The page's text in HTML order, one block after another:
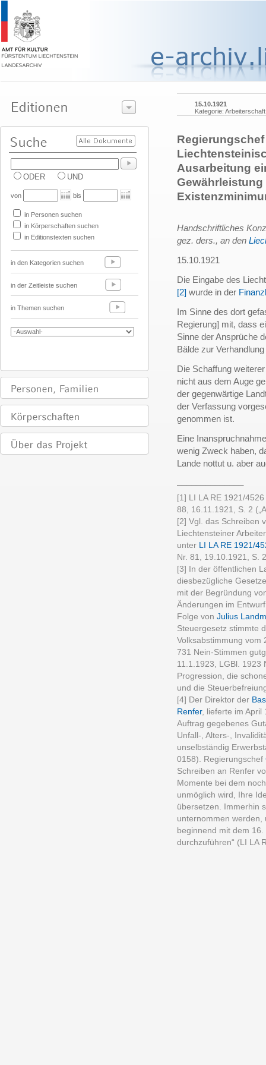
ODER UND
von bis
in Personen suchen
in Körperschaften suchen
in Editionstexten suchen
in den Kategorien suchen
in der Zeitleiste suchen
in Themen suchen
15.10.1921
Kategorie: Arbeiterschaft
Ausarbeitung
Handschriftliches
gez. ders., an den
15.10.1921
Die Eingabe des
[2] wurde in der
Im Sinne des dort
Regierung] mit, dass
Sinne der Ansprüche
Bälde zur
Die Schaffung
nicht aus dem Auge
der gegenwärtige
der Verfassung
genommen ist.
Eine
wenig Zweck haben,
Lande nottut u. aber
[1] LI LA RE 1921/
88, 16.11.1921, S. 2
[2] Vgl. das Schreiben
Liechtensteiner
unter LI LA RE 1921/
Nr. 81, 19.10.1921, S.
[3] In der öffentlichen
diesbezügliche
mit der Begründung
Änderungen im
Folge von Julius
Steuergesetz stimmte
Volksabstimmung vom
731 Nein-Stimmen
11.1.1923, LGBl. 1923
Progression, die
und die
[4] Der Direktor der
Renfer, lieferte im April
Auftrag gegebenes
Unfall-, Alters-,
unselbständig
0158). Regierungschef
Schreiben an Renfer
Momente bei dem
unmöglich wird, Ihre
übersetzen. Immerhin
unternommen werden,
beginnend mit dem
durchzuführen“ (LI LA